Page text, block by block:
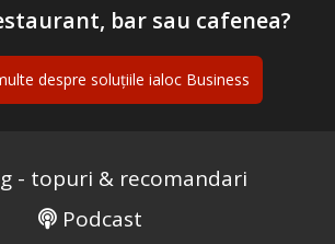
bar sau cafenea?
despre soluțiile ialoc Business
- topuri & recomandari
Podcast